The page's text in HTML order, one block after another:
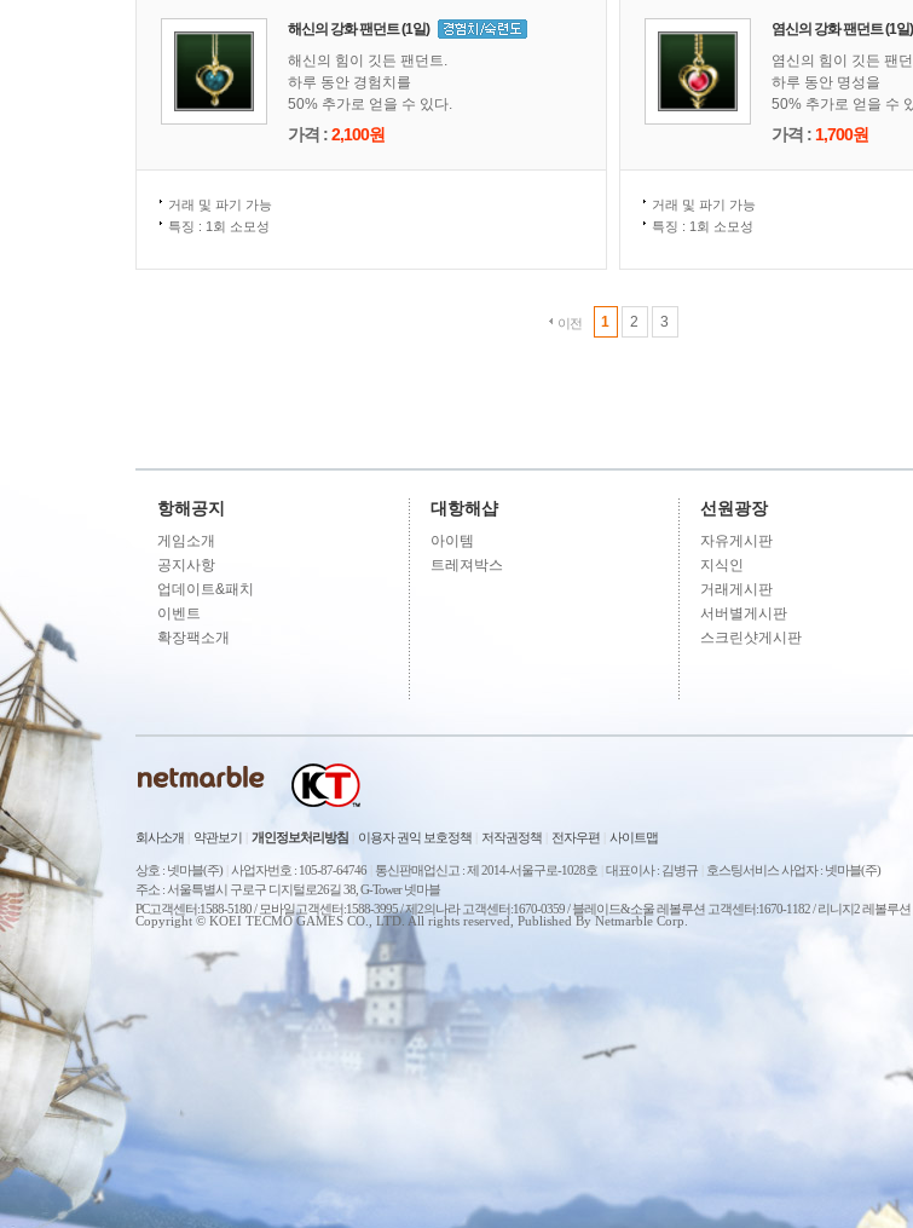
해신의 강화 팬던트 (1일)
해신의 힘이 깃든 팬던트.
하루 동안 경험치를
50% 추가로 얻을 수 있다.
가격 :2,100원
거래 및 파기 가능
특징 : 1회 소모성
염신의 강화 팬던트 (1일)
염신의 힘이 깃든 팬
하루 동안 명성을
50% 추가로 얻을 수
가격 :1,700원
거래 및 파기 가능
특징 : 1회 소모성
이전 1 2 3
항해공지
게임소개
공지사항
업데이트&패치
이벤트
확장팩소개
대항해샵
아이템
트레져박스
선원광장
자유게시판
지식인
거래게시판
서버별게시판
스크린샷게시판
회사소개 약관보기 개인정보처리방침 이용자 권익 보호정책 저작권정책 전자우편 사이트맵
상호 : 넷마블(주) 사업자번호 : 105-87-64746 통신판매업신고 : 제 2014-서울구로-1028호 대표이사 : 김병규
호스팅서비스 사업자 : 넷마블(주)
주소 : 서울특별시 구로구 디지털로26길 38, G-Tower 넷마블
PC고객센터:1588-5180 / 모바일고객센터:1588-3995 / 제2의나라 고객센터:1670-0359 / 블레이드&소울 레볼루션 고객센터:1670-1182 / 리니지2 레볼루
Copyright © KOEI TECMO GAMES CO., LTD. All rights reserved, Published By Netmarble Corp.